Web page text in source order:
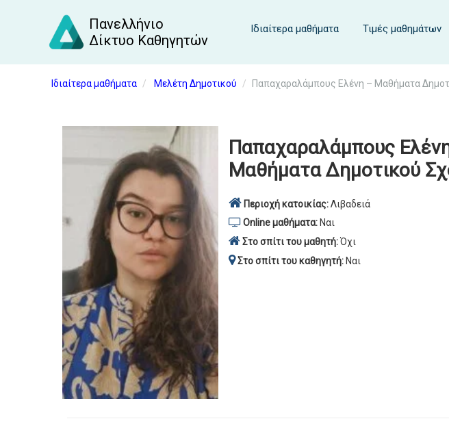
Πανελλήνιο
Δίκτυο Καθηγητών
Ιδιαίτερα μαθήματα Τιμές μαθημάτων
Ιδιαίτερα μαθήματα Μελέτη Δημοτικού Παπαχαραλάμπους Ελένη – Μαθήματα
Παπαχαραλάμπους
Μαθήματα Δημοτικού
Περιοχή κατοικίας:Λιβαδειά
Online μαθήματα:Ναι
Στο σπίτι του μαθητή:Όχι
Στο σπίτι του καθηγητή:Ναι